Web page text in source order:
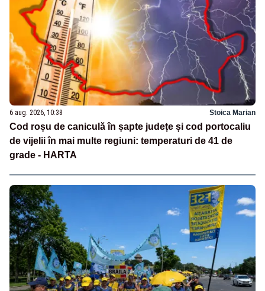
6 aug. 2026, 10:38 Stoica Marian
Cod roșu de caniculă în șapte județe și cod portocaliu
de vijelii în mai multe regiuni: temperaturi de 41 de
grade - HARTA